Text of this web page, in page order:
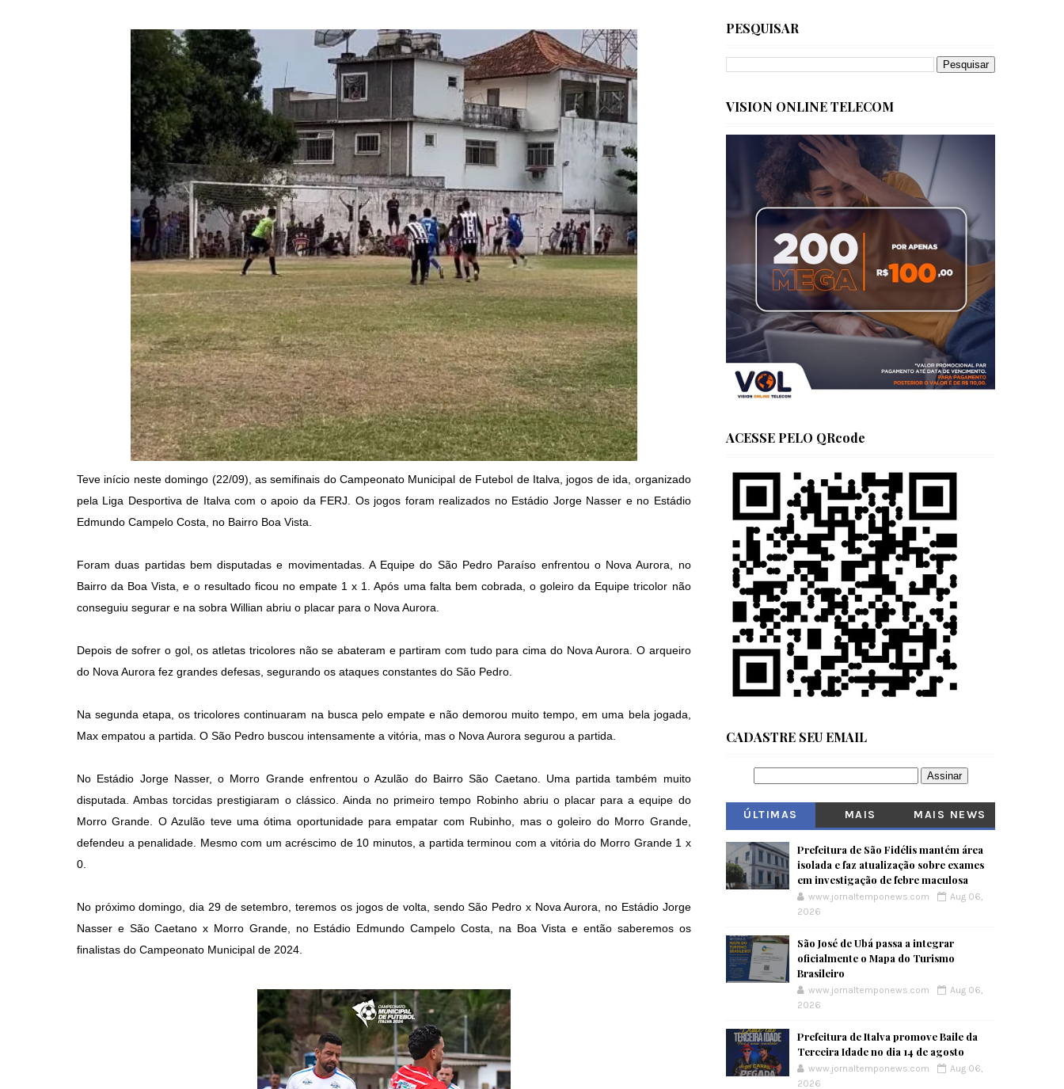
Teve início neste domingo (22/09), as semifinais do Campeonato Municipal de Futebol de Italva, jogos de ida, organizado
pela Liga Desportiva de Italva com o apoio da FERJ. Os jogos foram realizados no Estádio Jorge Nasser e no Estádio
Edmundo Campelo Costa, no Bairro Boa Vista.
Foram duas partidas bem disputadas e movimentadas. A Equipe do São Pedro Paraíso enfrentou o Nova Aurora, no
Bairro da Boa Vista, e o resultado ficou no empate 1 x 1. Após uma falta bem cobrada, o goleiro da Equipe tricolor não
conseguiu segurar e na sobra Willian abriu o placar para o Nova Aurora.
Depois de sofrer o gol, os atletas tricolores não se abateram e partiram com tudo para cima do Nova Aurora. O arqueiro
do Nova Aurora fez grandes defesas, segurando os ataques constantes do São Pedro.
Na segunda etapa, os tricolores continuaram na busca pelo empate e não demorou muito tempo, em uma bela jogada,
Max empatou a partida. O São Pedro buscou intensamente a vitória, mas o Nova Aurora segurou a partida.
No Estádio Jorge Nasser, o Morro Grande enfrentou o Azulão do Bairro São Caetano. Uma partida também muito
disputada. Ambas torcidas prestigiaram o clássico. Ainda no primeiro tempo Robinho abriu o placar para a equipe do
Morro Grande. O Azulão teve uma ótima oportunidade para empatar com Rubinho, mas o goleiro do Morro Grande,
defendeu a penalidade. Mesmo com um acréscimo de 10 minutos, a partida terminou com a vitória do Morro Grande 1 x
0.
No próximo domingo, dia 29 de setembro, teremos os jogos de volta, sendo São Pedro x Nova Aurora, no Estádio Jorge
Nasser e São Caetano x Morro Grande, no Estádio Edmundo Campelo Costa, na Boa Vista e então saberemos os
finalistas do Campeonato Municipal de 2024.
PESQUISAR
VISION ONLINE TELECOM
ACESSE PELO QRcode
CADASTRE SEU EMAIL
ÚLTIMAS
MAIS
MAIS NEWS
Prefeitura de São Fidélis mantém área
isolada e faz atualização sobre exames
em investigação de febre maculosa
www.jornaltemponews.com
Aug 06,
2026
São José de Ubá passa a integrar
oficialmente o Mapa do Turismo
Brasileiro
www.jornaltemponews.com
Aug 06,
2026
Prefeitura de Italva promove Baile da
Terceira Idade no dia 14 de agosto
www.jornaltemponews.com
Aug 06,
2026